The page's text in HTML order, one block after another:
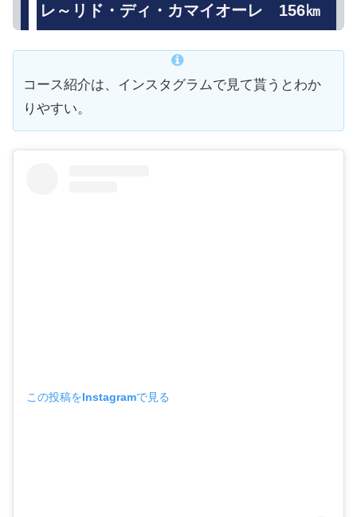
レ～リド・ディ・カマイオーレ 156㎞
コース紹介は、インスタグラムで見て貰うとわか
りやすい。
この投稿をInstagramで見る